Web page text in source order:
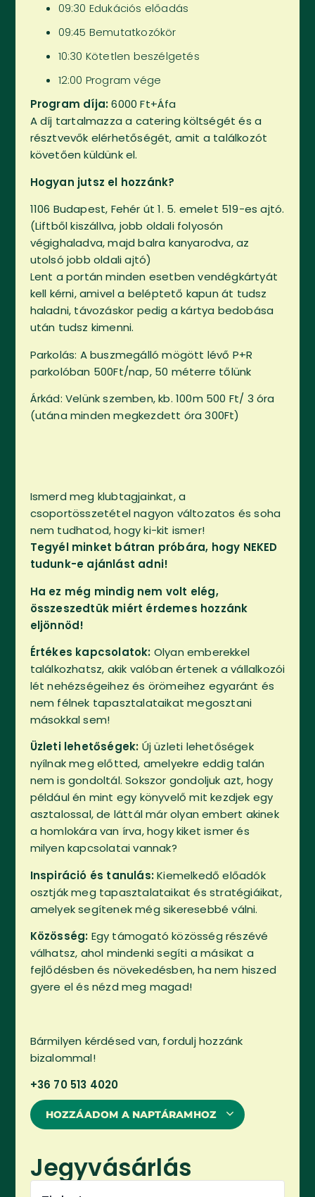
09:30 Edukációs előadás
09:45 Bemutatkozókör
10:30 Kötetlen beszélgetés
12:00 Program vége
Program díja:6000 Ft+Áfa
A díj tartalmazza a catering költségét és a
résztvevők elérhetőségét, amit a találkozót
követően küldünk el.
Hogyan jutsz el hozzánk?
1106 Budapest, Fehér út 1. 5. emelet 519-es ajtó.
(Liftből kiszállva, jobb oldali folyosón
végighaladva, majd balra kanyarodva, az
utolsó jobb oldali ajtó)
Lent a portán minden esetben vendégkártyát
kell kérni, amivel a beléptető kapun át tudsz
haladni, távozáskor pedig a kártya bedobása
után tudsz kimenni.
Parkolás: A buszmegálló mögött lévő P+R
parkolóban 500Ft/nap, 50 méterre tőlünk
Árkád: Velünk szemben, kb. 100m 500 Ft/ 3 óra
(utána minden megkezdett óra 300Ft)
Ismerd meg klubtagjainkat, a
csoportösszetétel nagyon változatos és soha
nem tudhatod, hogy ki-kit ismer!
Tegyél minket bátran próbára, hogy NEKED
tudunk-e ajánlást adni!
Ha ez még mindig nem volt elég,
összeszedtük miért érdemes hozzánk
eljönnöd!
Értékes kapcsolatok: Olyan emberekkel
találkozhatsz, akik valóban értenek a vállalkozói
lét nehézségeihez és örömeihez egyaránt és
nem félnek tapasztalataikat megosztani
másokkal sem!
Üzleti lehetőségek: Új üzleti lehetőségek
nyílnak meg előtted, amelyekre eddig talán
nem is gondoltál. Sokszor gondoljuk azt, hogy
például én mint egy könyvelő mit kezdjek egy
asztalossal, de láttál már olyan embert akinek
a homlokára van írva, hogy kiket ismer és
milyen kapcsolatai vannak?
Inspiráció és tanulás:Kiemelkedő előadók
osztják meg tapasztalataikat és stratégiáikat,
amelyek segítenek még sikeresebbé válni.
Közösség: Egy támogató közösség részévé
válhatsz, ahol mindenki segíti a másikat a
fejlődésben és növekedésben, ha nem hiszed
gyere el és nézd meg magad!
Bármilyen kérdésed van, fordulj hozzánk
bizalommal!
+36 70 513 4020
HOZZÁADOM A NAPTÁRAMHOZ
Jegyvásárlás